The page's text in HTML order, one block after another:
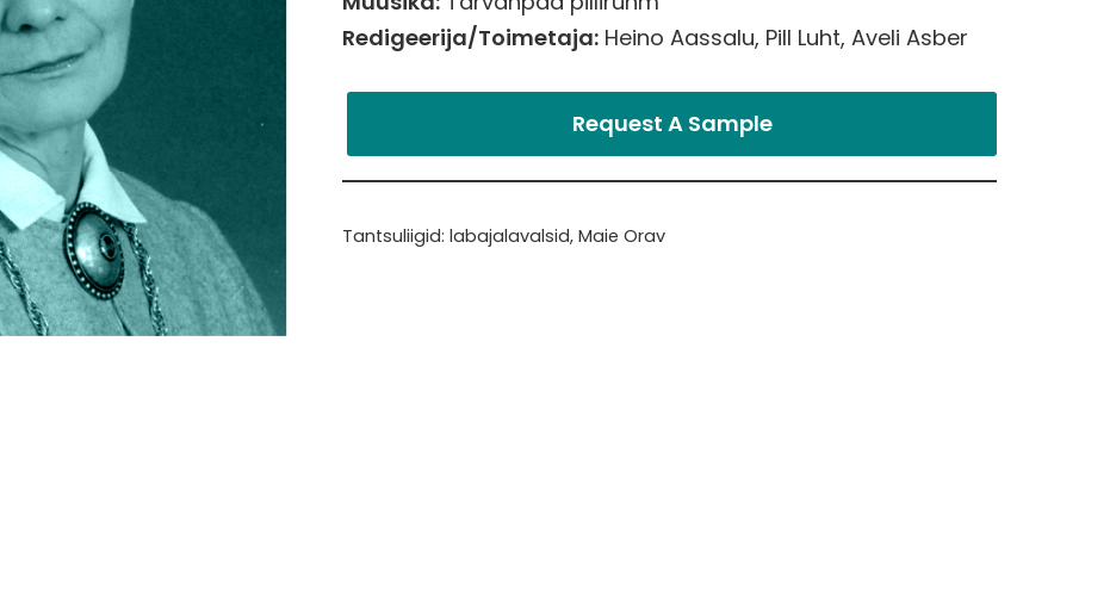
Redigeerija/Toimetaja:Heino Aassalu, Pill Luht, Aveli Asber
Request A Sample
Tantsuliigid: labajalavalsid, Maie Orav